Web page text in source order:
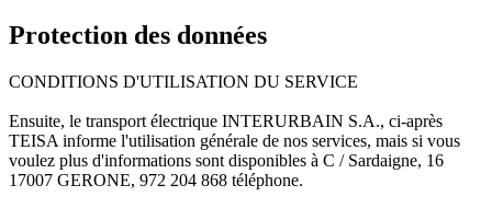
Protection des données
CONDITIONS D'UTILISATION DU SERVICE
Ensuite, le transport électrique INTERURBAIN S.A., ci-après
TEISA informe l'utilisation générale de nos services, mais si vous
voulez plus d'informations sont disponibles à C / Sardaigne, 16
17007 GERONE, 972 204 868 téléphone.